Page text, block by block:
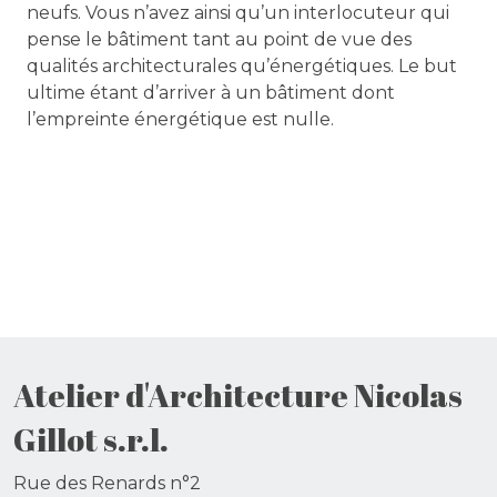
neufs. Vous n’avez ainsi qu’un interlocuteur qui
pense le bâtiment tant au point de vue des
qualités architecturales qu’énergétiques. Le but
ultime étant d’arriver à un bâtiment dont
l’empreinte énergétique est nulle.
Atelier d'Architecture Nicolas
Gillot s.r.l.
Rue des Renards n°2